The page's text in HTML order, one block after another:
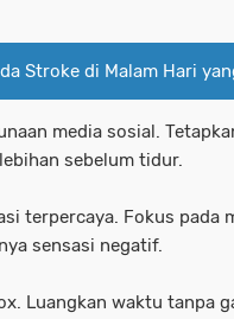
Stroke di Malam Hari
media sosial.
sebelum tidur.
terpercaya. Fokus pada
sensasi negatif.
Luangkan waktu tanpa